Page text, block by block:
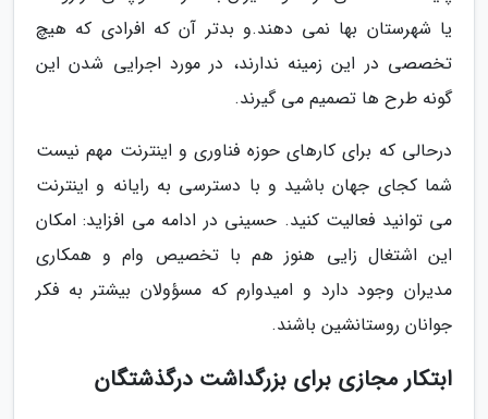
یا شهرستان بها نمی دهند.و بدتر آن که افرادی که هیچ
تخصصی در این زمینه ندارند، در مورد اجرایی شدن این
گونه طرح ها تصمیم می گیرند.
درحالی که برای کارهای حوزه فناوری و اینترنت مهم نیست
شما کجای جهان باشید و با دسترسی به رایانه و اینترنت
می توانید فعالیت کنید. حسینی در ادامه می افزاید: امکان
این اشتغال زایی هنوز هم با تخصیص وام و همکاری
مدیران وجود دارد و امیدوارم که مسؤولان بیشتر به فکر
جوانان روستانشین باشند.
ابتکار مجازی برای بزرگداشت درگذشتگان